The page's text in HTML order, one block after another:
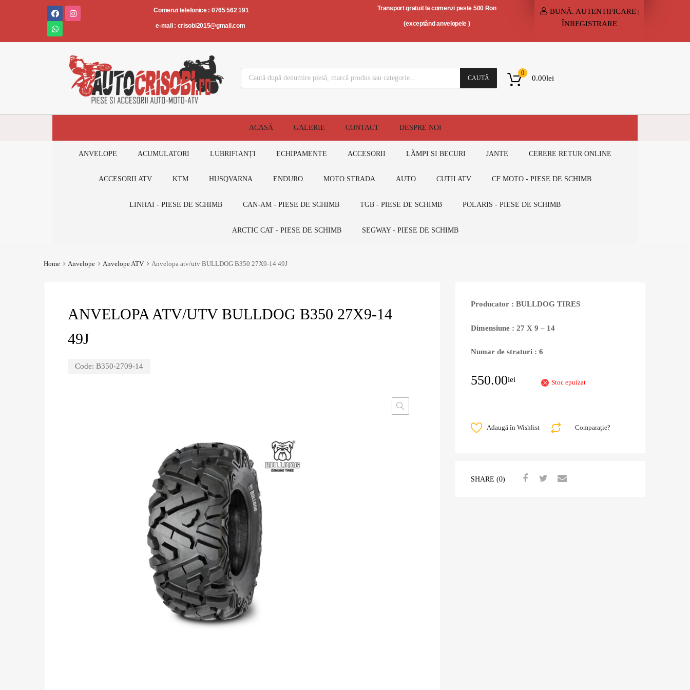
AUTO-
Comenzi telefonice : 0765 562 191
e-mail : crisobi2015@gmail.com
Transport gratuit la comenzi peste 500 Ron
(exceptând anvelopele )
BUNĂ. AUTENTIFICARE |
ÎNREGISTRARE
CAUTĂ 0.00lei
0
ACASĂ GALERIE CONTACT DESPRE NOI
ANVELOPE ACUMULATORI LUBRIFIANȚI ECHIPAMENTE ACCESORII LĂMPI SI BECURI JANTE CERERE RETUR ONLINE
ACCESORII ATV KTM HUSQVARNA ENDURO MOTO STRADA AUTO CUTII ATV CF MOTO - PIESE DE SCHIMB
LINHAI - PIESE DE SCHIMB CAN-AM - PIESE DE SCHIMB TGB - PIESE DE SCHIMB POLARIS - PIESE DE SCHIMB
ARCTIC CAT - PIESE DE SCHIMB SEGWAY - PIESE DE SCHIMB
Home Anvelope Anvelope ATV Anvelopa atv/utv BULLDOG B350 27X9-14 49J
ANVELOPA ATV/UTV BULLDOG B350 27X9-14
49J
Code: B350-2709-14
Producator : BULLDOG TIRES
Dimensiune : 27 X 9 – 14
Numar de straturi : 6
550.00lei Stoc epuizat
Comparație?
Adaugă în Wishlist
SHARE (0)